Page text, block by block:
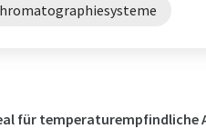
für temperaturempfindliche